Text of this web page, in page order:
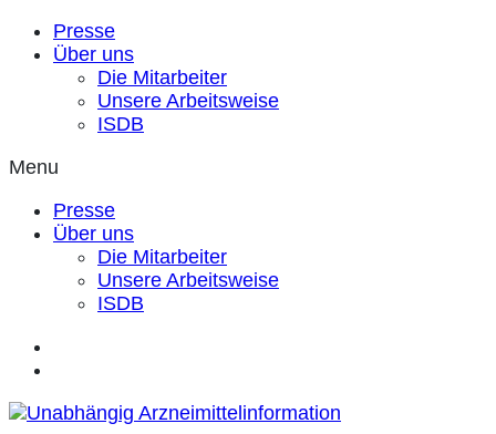
Presse
Über uns
Die Mitarbeiter
Unsere Arbeitsweise
ISDB
Menu
Presse
Über uns
Die Mitarbeiter
Unsere Arbeitsweise
ISDB